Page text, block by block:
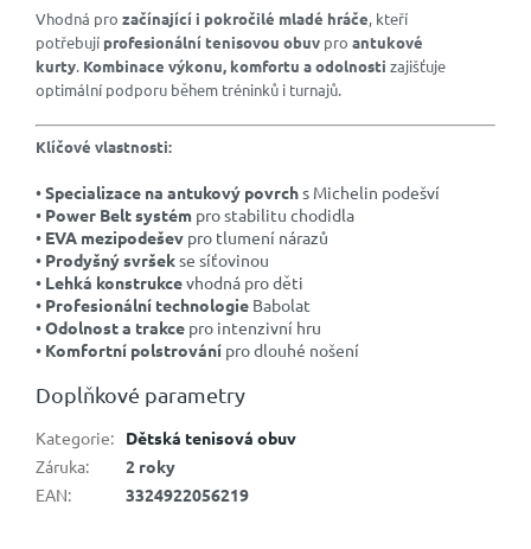
Vhodná pro začínající i pokročilé mladé hráče, kteří
potřebují profesionální tenisovou obuv pro antukové
kurty. Kombinace výkonu, komfortu a odolnosti zajišťuje
optimální podporu během tréninků i turnajů.
Klíčové vlastnosti:
•Specializace na antukový povrchs Michelin podešví
• Power Belt systém pro stabilitu chodidla
• EVA mezipodešev pro tlumení nárazů
• Prodyšný svršekse síťovinou
• Lehká konstrukcevhodná pro děti
• Profesionální technologie Babolat
•Odolnost a trakce pro intenzivní hru
• Komfortní polstrování pro dlouhé nošení
Doplňkové parametry
Kategorie:
Dětská tenisová obuv
Záruka:
2 roky
EAN: 3324922056219